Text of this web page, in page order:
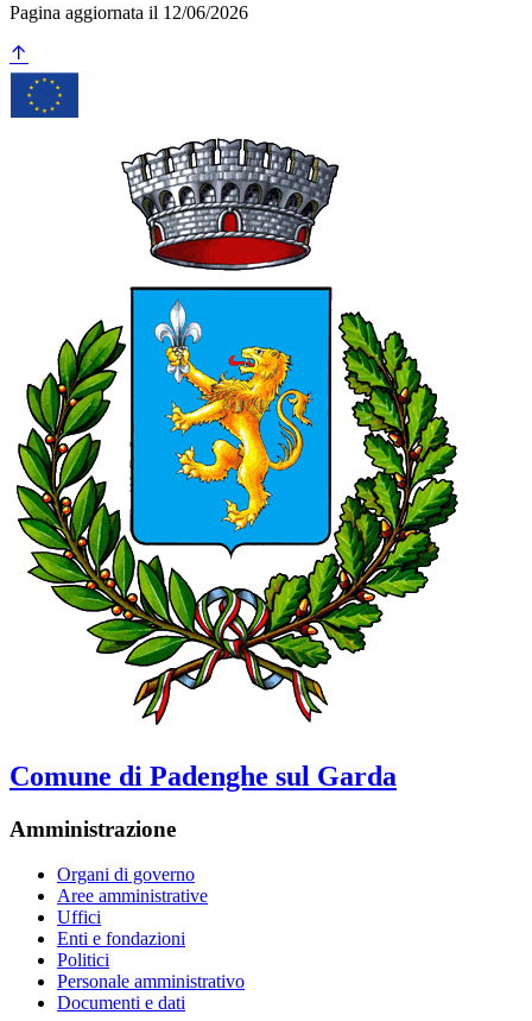
Pagina aggiornata il 12/06/2026
Comune di Padenghe sul Garda
Amministrazione
Organi di governo
Aree amministrative
Uffici
Enti e fondazioni
Politici
Personale amministrativo
Documenti e dati